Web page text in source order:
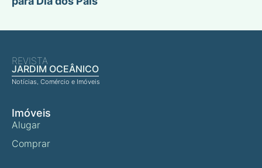
REVISTA
JARDIM OCEÂNICO
Notícias, Comércio e Imóveis
Imóveis
Alugar
Comprar